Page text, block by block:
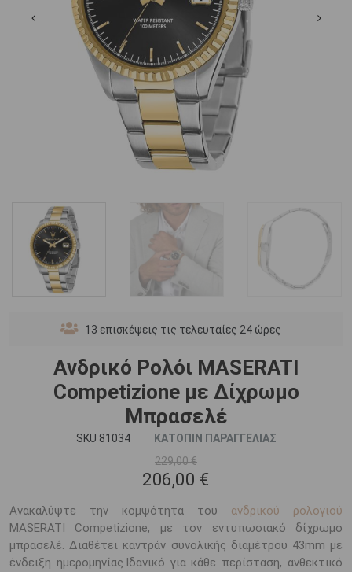
13 επισκέψεις τις τελευταίες 24 ώρες
Ανδρικό Ρολόι MASERATI
Competizione με Δίχρωμο
Μπρασελέ
SKU 81034
ΚΑΤΟΠΙΝ ΠΑΡΑΓΓΕΛΙΑΣ
229,00 €
206,00 €
Ανακαλύψτε την κομψότητα του ανδρικού ρολογιού
MASERATI Competizione, με τον εντυπωσιακό δίχρωμο
μπρασελέ. Διαθέτει καντράν συνολικής διαμέτρου 43mm με
ένδειξη ημερομηνίας.Ιδανικό για κάθε περίσταση, ανθεκτικό